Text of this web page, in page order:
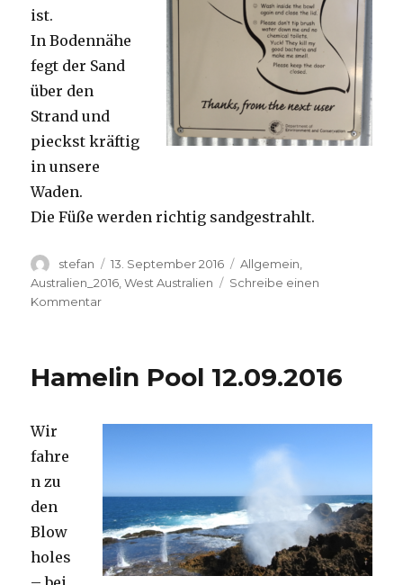
ist.
In Bodennähe
fegt der Sand
über den
Strand und
pieckst kräftig
in unsere
Waden.
Die Füße werden richtig sandgestrahlt.
Autor
stefan
Veröffentlicht
am
13. September 2016 Kategorien
Allgemein
Australien_2016 ,West Australien
Schreibe einen
Kommentarzu
Hamelin Pool 12.09.2016
Wir
fahre
n zu
den
Blow
holes